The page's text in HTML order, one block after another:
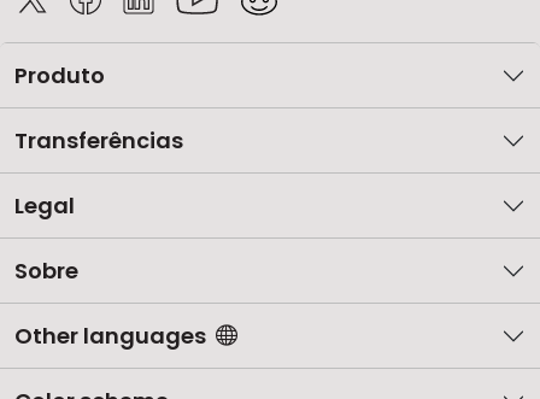
Produto
Transferências
Legal
Sobre
Other languages